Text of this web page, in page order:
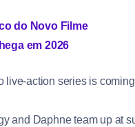
do Novo Filme
em 2026
live-action series is
and Daphne team up at